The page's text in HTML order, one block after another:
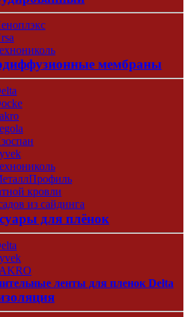
мембраны
кровли
из сайдинга
для плёнок
ленты для пленок Delta